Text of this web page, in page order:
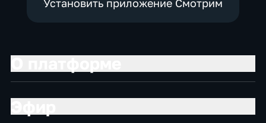
Установить приложение Смотрим